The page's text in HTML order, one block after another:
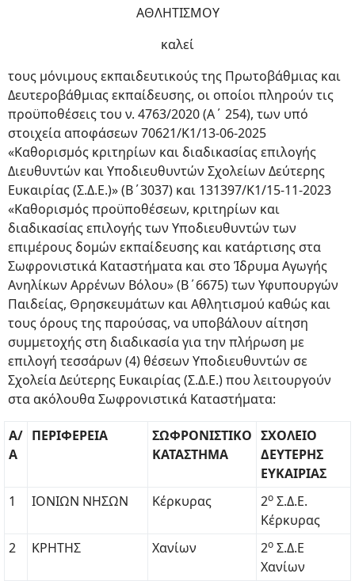
ΑΘΛΗΤΙΣΜΟΥ
καλεί
τους μόνιμους εκπαιδευτικούς της Πρωτοβάθμιας και
Δευτεροβάθμιας εκπαίδευσης, οι οποίοι πληρούν τις
προϋποθέσεις του ν. 4763/2020 (Α΄ 254), των υπό
στοιχεία αποφάσεων 70621/Κ1/13-06-2025
«Καθορισμός κριτηρίων και διαδικασίας επιλογής
Διευθυντών και Υποδιευθυντών Σχολείων Δεύτερης
Ευκαιρίας (Σ.Δ.Ε.)» (Β΄3037) και 131397/Κ1/15-11-2023
«Καθορισμός προϋποθέσεων, κριτηρίων και
διαδικασίας επιλογής των Υποδιευθυντών των
επιμέρους δομών εκπαίδευσης και κατάρτισης στα
Σωφρονιστικά Καταστήματα και στο Ίδρυμα Αγωγής
Ανηλίκων Αρρένων Βόλου» (Β΄6675) των Υφυπουργών
Παιδείας, Θρησκευμάτων και Αθλητισμού καθώς και
τους όρους της παρούσας, να υποβάλουν αίτηση
συμμετοχής στη διαδικασία για την πλήρωση με
επιλογή τεσσάρων (4) θέσεων Υποδιευθυντών σε
Σχολεία Δεύτερης Ευκαιρίας (Σ.Δ.Ε.) που λειτουργούν
στα ακόλουθα Σωφρονιστικά Καταστήματα:
Α/
Α
ΠΕΡΙΦΕΡΕΙΑ
ΣΩΦΡΟΝΙΣΤΙΚΟ
ΚΑΤΑΣΤΗΜΑ
ΣΧΟΛΕΙΟ
ΔΕΥΤΕΡΗΣ
ΕΥΚΑΙΡΙΑΣ
1
ΙΟΝΙΩΝ ΝΗΣΩΝ Κέρκυρας 2ο Σ.Δ.Ε.
Κέρκυρας
2
ΚΡΗΤΗΣ Χανίων 2ο Σ.Δ.Ε
Χανίων